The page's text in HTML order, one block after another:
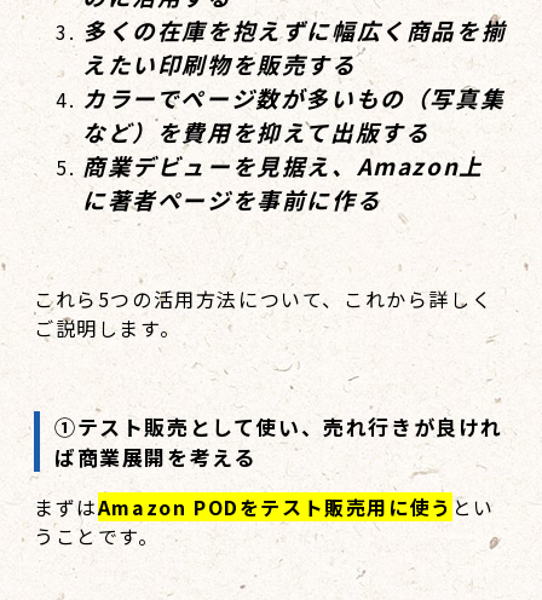
多くの在庫を抱えずに幅広く商品を揃
えたい印刷物を販売する
カラーでページ数が多いもの（写真集
など）を費用を抑えて出版する
商業デビューを見据え、Amazon上
に著者ページを事前に作る
これら5つの活用方法について、これから詳しく
ご説明します。
①テスト販売として使い、売れ行きが良けれ
ば商業展開を考える
まずはAmazon PODをテスト販売用に使う とい
うことです。